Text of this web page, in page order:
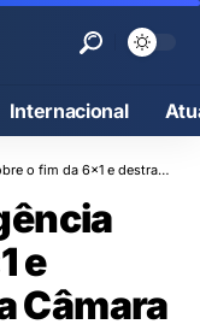
Internacional
6×1 e destrava pauta na Câmara
e
Câmara